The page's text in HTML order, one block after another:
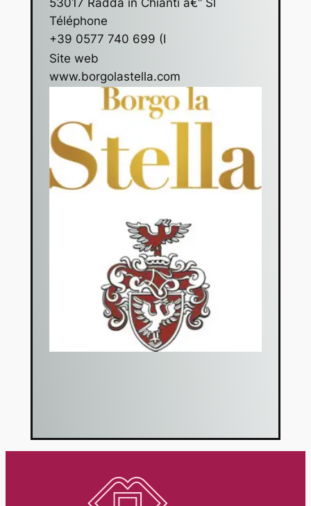
53017 Radda in Chianti â€“ Sl
Téléphone
+39 0577 740 699 (I
Site web
www.borgolastella.com